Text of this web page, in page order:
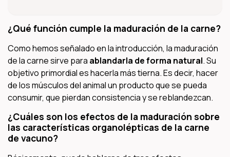
¿Qué función cumple la maduración de la carne?
Como hemos señalado en la introducción, la maduración
de la carne sirve para ablandarla de forma natural. Su
objetivo primordial es hacerla más tierna. Es decir, hacer
de los músculos del animal un producto que se pueda
consumir, que pierdan consistencia y se reblandezcan.
¿Cuáles son los efectos de la maduración sobre
las características organolépticas de la carne
de vacuno?